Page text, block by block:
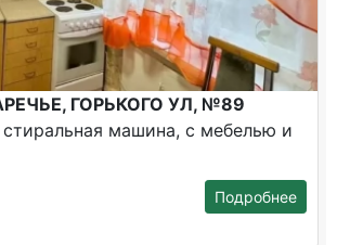
ГОРЬКОГО УЛ, №89
машина, с мебелью и
Подробнее